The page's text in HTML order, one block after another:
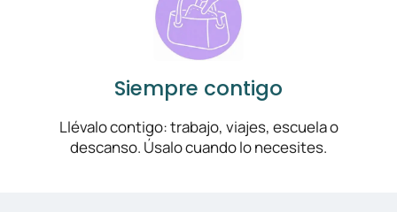
Siempre contigo
Llévalo contigo: trabajo, viajes, escuela o
descanso. Úsalo cuando lo necesites.